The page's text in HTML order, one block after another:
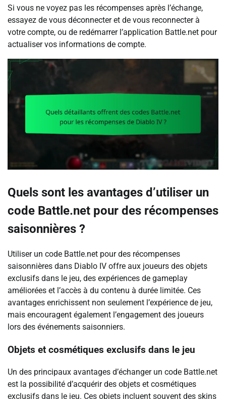
Si vous ne voyez pas les récompenses après l’échange,
essayez de vous déconnecter et de vous reconnecter à
votre compte, ou de redémarrer l’application Battle.net pour
actualiser vos informations de compte.
Quels sont les avantages d’utiliser un
code Battle.net pour des récompenses
saisonnières ?
Utiliser un code Battle.net pour des récompenses
saisonnières dans Diablo IV offre aux joueurs des objets
exclusifs dans le jeu, des expériences de gameplay
améliorées et l’accès à du contenu à durée limitée. Ces
avantages enrichissent non seulement l’expérience de jeu,
mais encouragent également l’engagement des joueurs
lors des événements saisonniers.
Objets et cosmétiques exclusifs dans le jeu
Un des principaux avantages d’échanger un code Battle.net
est la possibilité d’acquérir des objets et cosmétiques
exclusifs dans le jeu. Ces objets incluent souvent des skins